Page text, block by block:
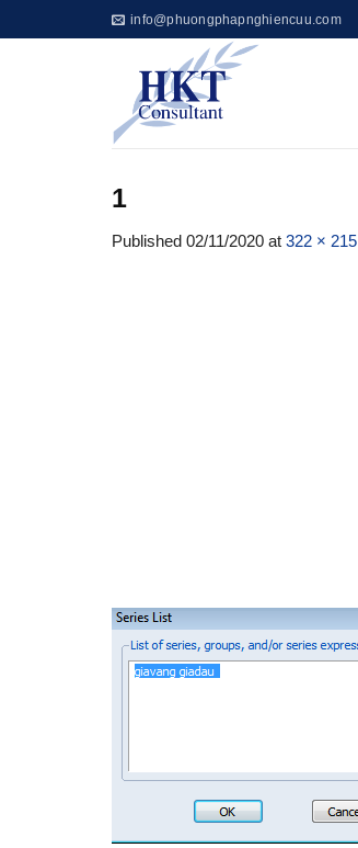
to
info@phuongphapnghiencuu.com
1
Published 02/11/2020 at 322 × 215